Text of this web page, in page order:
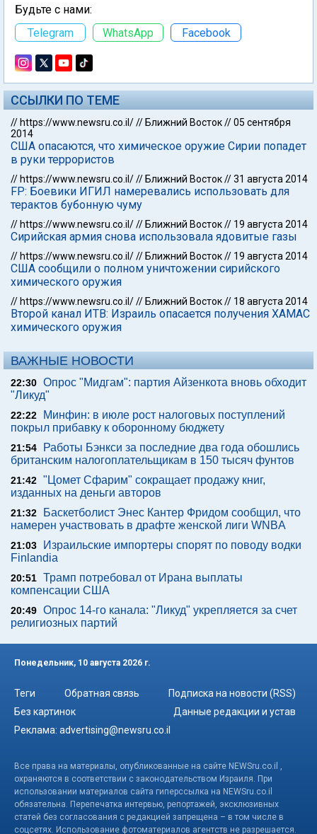
Будьте с нами:
Telegram
WhatsApp Facebook
ССЫЛКИ ПО ТЕМЕ
// https://www.newsru.co.il/// Ближний Восток//05 сентября
2014
США опасаются, что химическое оружие Сирии попадет
в руки террористов
// https://www.newsru.co.il/// Ближний Восток//31 августа 2014
FP: Боевики ИГИЛ намеревались использовать для
терактов бубонную чуму
// https://www.newsru.co.il/// Ближний Восток// 19 августа 2014
Сирийская армия снова использовала ядовитые газы
// https://www.newsru.co.il/// Ближний Восток// 19 августа 2014
США сообщили о полном уничтожении сирийского
химического оружия
// https://www.newsru.co.il/// Ближний Восток// 18 августа 2014
Второй канал ИТВ: Израиль опасается получения ХАМАС
химического оружия
ВАЖНЫЕ НОВОСТИ
22:30 Опрос "Мидгам": партия Айзенкота вновь обходит
"Ликуд"
22:22
Минфин: в июле рост налоговых поступлений
покрыл прибавку к оборонному бюджету
21:54
Работы Бэнкси за последние два года обошлись
британским налогоплательщикам в 150 тысяч фунтов
21:42 "Цомет Сфарим" сокращает продажу книг,
изданных на деньги авторов
21:32
Баскетболист Энес Кантер Фридом сообщил, что
намерен участвовать в драфте женской лиги WNBA
21:03
Израильские импортеры спорят по поводу водки
Finlandia
20:51 Трамп потребовал от Ирана выплаты
компенсации США
20:49 Опрос 14-го канала: "Ликуд" укрепляется за счет
религиозных партий
Понедельник, 10 августа 2026 г.
Теги Обратная связь
Подписка на новости (RSS)
Без картинок
Данные редакции и устав
Реклама: advertising@newsru.co.il
Все права на материалы, опубликованные на сайте NEWSru.co.il ,
охраняются в соответствии с законодательством Израиля. При
использовании материалов сайта гиперссылка на NEWSru.co.il
обязательна. Перепечатка интервью, репортажей, эксклюзивных
статей без согласования с редакцией запрещена – в том числе в
соцсетях. Использование фотоматериалов агентств не разрешается.